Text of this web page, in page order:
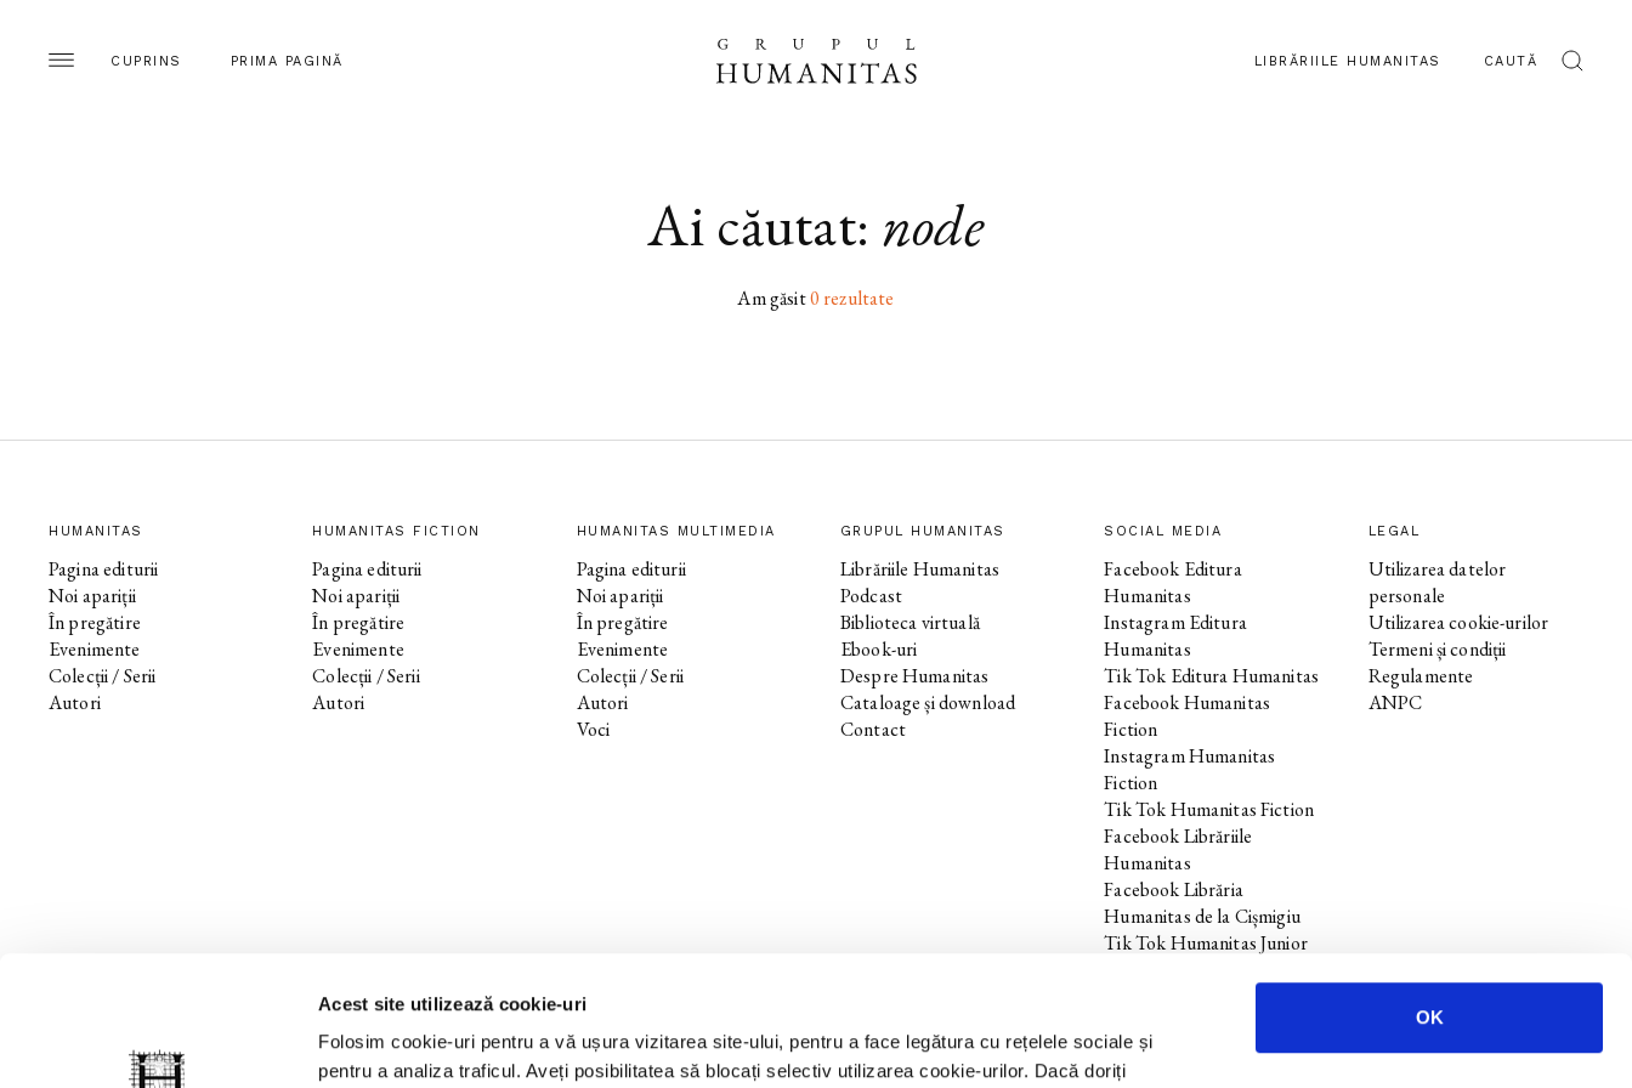
Acest site utilizează cookie-uri
Folosim cookie-uri pentru a vă ușura vizitarea site-ului, pentru a face legătura cu rețelele sociale și
pentru a analiza traficul. Aveți posibilitatea să blocați selectiv utilizarea cookie-urilor. Dacă doriți
OK
CUPRINS PRIMA PAGINĂ LIBRĂRIILE HUMANITAS CAUTĂ
Ai căutat: node
Am găsit0 rezultate
HUMANITAS
Pagina editurii
Noi apariții
În pregătire
Evenimente
Colecții / Serii
Autori
HUMANITAS FICTION
Pagina editurii
Noi apariții
În pregătire
Evenimente
Colecții / Serii
Autori
HUMANITAS MULTIMEDIA
Pagina editurii
Noi apariții
În pregătire
Evenimente
Colecții / Serii
Autori
Voci
GRUPUL HUMANITAS
Librăriile Humanitas
Podcast
Biblioteca virtuală
Ebook-uri
Despre Humanitas
Cataloage și download
Contact
SOCIAL MEDIA
Facebook Editura
Humanitas
Instagram Editura
Humanitas
Tik Tok Editura Humanitas
Facebook Humanitas
Fiction
Instagram Humanitas
Fiction
Tik Tok Humanitas Fiction
Facebook Librăriile
Humanitas
Facebook Librăria
Humanitas de la Cișmigiu
Tik Tok Humanitas Junior
LEGAL
Utilizarea datelor
personale
Utilizarea cookie-urilor
Termeni și condiții
Regulamente
ANPC